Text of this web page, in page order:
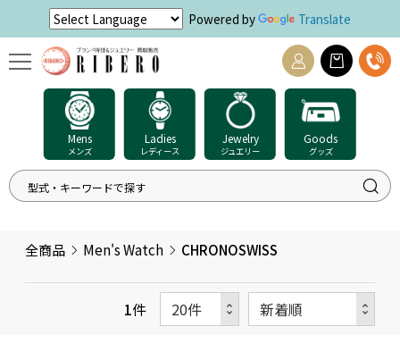
Powered by Translate
Mens
メンズ
Ladies
レディース
Jewelry
ジュエリー
Goods
グッズ
全商品 Men's Watch CHRONOSWISS
1件